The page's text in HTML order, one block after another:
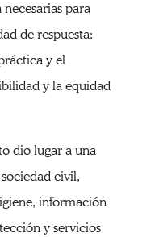
para
de respuesta:
y el
y la equidad
dio lugar a una
civil,
información
y servicios